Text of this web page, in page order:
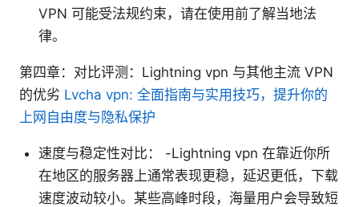
VPN 可能受法规约束，请在使用前了解当地法
律。
第四章：对比评测：Lightning vpn 与其他主流 VPN
的优劣 Lvcha vpn: 全面指南与实用技巧，提升你的
上网自由度与隐私保护
速度与稳定性对比： -Lightning vpn 在靠近你所
在地区的服务器上通常表现更稳，延迟更低，下载
速度波动较小。某些高峰时段，海量用户会导致短